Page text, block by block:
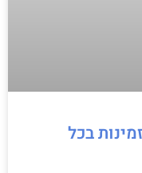
בכל